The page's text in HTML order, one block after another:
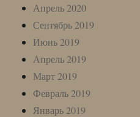
Апрель 2020
Сентябрь 2019
Июнь 2019
Апрель 2019
Март 2019
Февраль 2019
Январь 2019